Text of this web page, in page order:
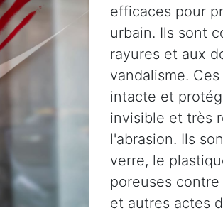
efficaces pour
urbain. Ils sont
rayures et aux
vandalisme.
intacte et
invisible et très
l'abrasion. Ils
verre, le
poreuses
et autres actes